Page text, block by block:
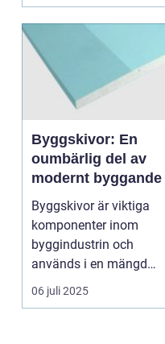
Byggskivor: En
oumbärlig del av
modernt byggande
Byggskivor är viktiga
komponenter inom
byggindustrin och
används i en mängd
olika kon...
06 juli 2025